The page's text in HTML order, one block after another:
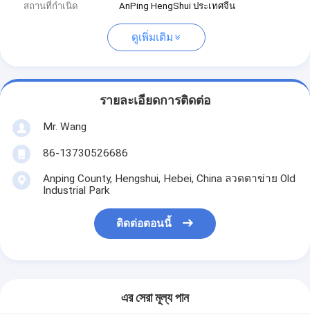
สถานที่กำเนิด
AnPing HengShui ประเทศจีน
ดูเพิ่มเติม
รายละเอียดการติดต่อ
Mr. Wang
86-13730526686
Anping County, Hengshui, Hebei, China ลวดตาข่าย Old
Industrial Park
ติดต่อตอนนี้
এর সেরা মূল্য পান